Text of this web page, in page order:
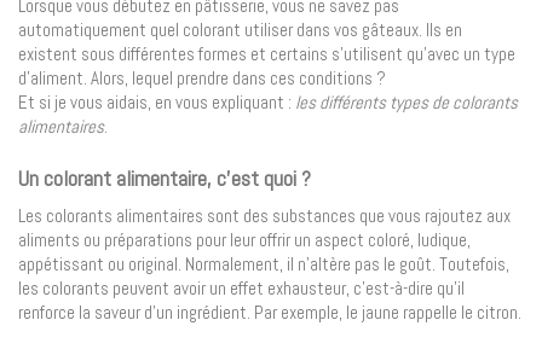
Lorsque vous débutez en pâtisserie, vous ne savez pas
automatiquement quel colorant utiliser dans vos gâteaux. Ils en
existent sous différentes formes et certains s’utilisent qu’avec un type
d’aliment. Alors, lequel prendre dans ces conditions ?
Et si je vous aidais, en vous expliquant : les différents types de colorants
alimentaires.
Un colorant alimentaire, c’est quoi ?
Les colorants alimentaires sont des substances que vous rajoutez aux
aliments ou préparations pour leur offrir un aspect coloré, ludique,
appétissant ou original. Normalement, il n’altère pas le goût. Toutefois,
les colorants peuvent avoir un effet exhausteur, c’est-à-dire qu’il
renforce la saveur d’un ingrédient. Par exemple, le jaune rappelle le citron.